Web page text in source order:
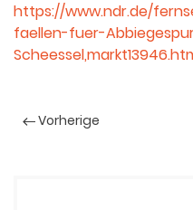
https://www.ndr.de/
faellen-fuer-
Vorherige